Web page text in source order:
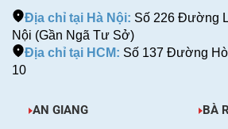
Địa chỉ tại Hà Nội: Số 226 Đường
Nội (Gần Ngã Tư Sở)
Địa chỉ tại HCM: Số 137 Đường
10
AN GIANG BÀ